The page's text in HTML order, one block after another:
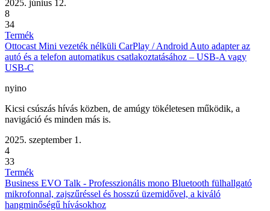
2025. június 12.
8
34
Termék
Ottocast Mini vezeték nélküli CarPlay / Android Auto adapter az
autó és a telefon automatikus csatlakoztatásához – USB-A vagy
USB-C
nyino
Kicsi csúszás hívás közben, de amúgy tökéletesen működik, a
navigáció és minden más is.
2025. szeptember 1.
4
33
Termék
Business EVO Talk - Professzionális mono Bluetooth fülhallgató
mikrofonnal, zajszűréssel és hosszú üzemidővel, a kiváló
hangminőségű hívásokhoz